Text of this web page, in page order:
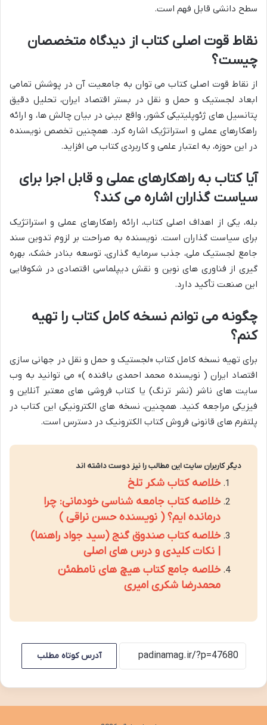
سطح دانشی قابل فهم است.
نقاط قوت اصلی کتاب از دیدگاه متخصصان
چیست؟
از نقاط قوت اصلی کتاب می توان به جامعیت آن در پوشش تمامی
ابعاد لجستیک و حمل و نقل در بستر اقتصاد ایران، تحلیل دقیق
پتانسیل های ژئوپلیتیکی کشور، واقع بینی در بیان چالش ها، و ارائه
راهکارهای عملی و استراتژیک اشاره کرد. همچنین تخصص نویسنده
در این حوزه، به اعتبار علمی و کاربردی کتاب می افزاید.
آیا کتاب به راهکارهای عملی و قابل اجرا برای
سیاست گذاران اشاره می کند؟
بله، یکی از اهداف اصلی کتاب، ارائه راهکارهای عملی و استراتژیک
برای سیاست گذاران است. نویسنده به صراحت بر لزوم تدوین سند
جامع لجستیک ملی، جذب سرمایه گذاری، توسعه بنادر خشک، بهره
گیری از فناوری های نوین و نقش دیپلماسی اقتصادی در شکوفایی
این صنعت تأکید دارد.
چگونه می توانم نسخه کامل کتاب را تهیه
کنم؟
برای تهیه نسخه کامل کتاب «لجستیک و حمل و نقل در جهانی سازی
اقتصاد ایران ( نویسنده محمد احمدی بافنده )» می توانید به وب
سایت های ناشر (نشر ترنگ) یا کتاب فروشی های معتبر آنلاین و
فیزیکی مراجعه کنید. همچنین، نسخه های الکترونیکی این کتاب در
پلتفرم های قانونی فروش کتاب الکترونیک در دسترس است.
دیگر کاربران سایت این مطالب را نیز دوست داشته اند
خلاصه کتاب شکر تلخ
خلاصه کتاب جامعه شناسی خودمانی: چرا
درمانده ایم؟ ( نویسنده حسن نراقی )
خلاصه کتاب صندوق گنج (سید جواد راهنما)
| نکات کلیدی و درس های اصلی
خلاصه جامع کتاب هیچ های نامطمئن
محمدرضا شکری امیری
آدرس کوتاه مطلب